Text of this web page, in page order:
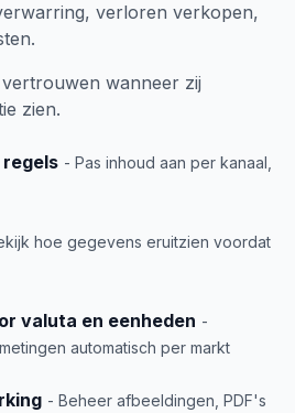
verloren verkopen,
wanneer zij
zien.
- Pas inhoud aan per kanaal,
hoe gegevens eruitzien voordat
valuta en eenheden -
automatisch per markt
- Beheer afbeeldingen, PDF's